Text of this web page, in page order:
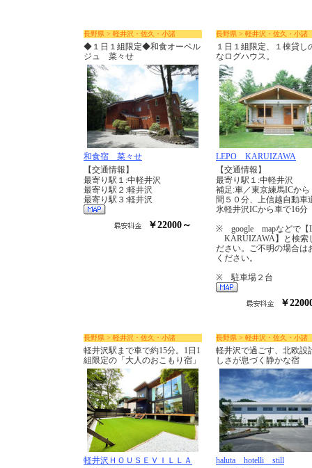
長野県 > 軽井沢・佐久・小諸
◆１日１組限定◆和食オーベル
ジュ 菜々せ
和食宿 菜々せ
【交通情報】
最寄り駅１:中軽井沢
最寄り駅２:軽井沢
最寄り駅３:軽井沢
￥22000～
長野県 > 軽井沢・佐久・小諸
１日１組限定、１棟貸し
なログハウス。
LEPO KARUIZAWA
【交通情報】
最寄り駅１:中軽井沢
補足:車／東京練馬ICから
間５０分、上信越自動車
氷軽井沢ICから車で16分
※ google mapなどで【
KARUIZAWA】と検索
ださい。ご不明の場合は
ください。
※ 駐車場２台
￥
長野県 > 軽井沢・佐久・小諸
軽井沢駅まで車で約15分。1日1
組限定の「大人のおこもり宿」
軽井沢ＨＯＵＳＥＶＩＬＬＡ
長野県 > 軽井沢・佐久・小諸
軽井沢で過ごす、北欧設
しさが息づく静かな宿
haluta hotelli still